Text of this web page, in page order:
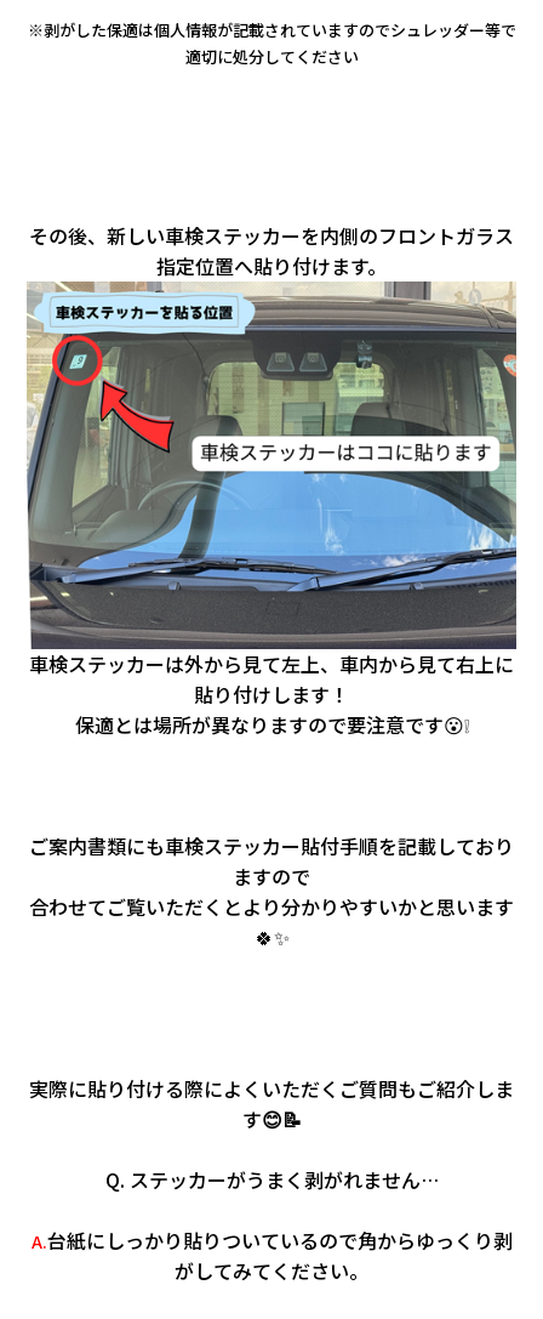
※剥がした保適は個人情報が記載されていますのでシュレッダー等で
適切に処分してください
その後、新しい車検ステッカーを内側のフロントガラス
指定位置へ貼り付けます。
車検ステッカーは外から見て左上、車内から見て右上に
貼り付けします！
保適とは場所が異なりますので要注意です😮❕
ご案内書類にも車検ステッカー貼付手順を記載しており
ますので
合わせてご覧いただくとより分かりやすいかと思います
🍀✨
実際に貼り付ける際によくいただくご質問もご紹介しま
す😊📝
Q. ステッカーがうまく剥がれません…
A.台紙にしっかり貼りついているので角からゆっくり剥
がしてみてください。